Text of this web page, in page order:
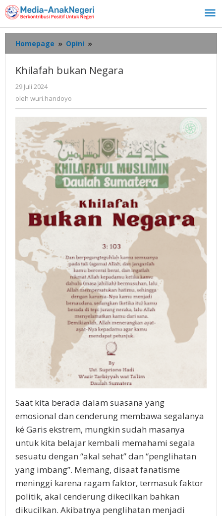
Lewati
ke
konten
Homepage » Opini »
bukan
Khilafah bukan Negara
29 Juli 2024
wuri.handoyo
oleh wuri.handoyo
Saat kita berada dalam suasana yang
emosional dan cenderung membawa segalanya
ké Garis ekstrem, mungkin sudah masanya
untuk kita belajar kembali memahami segala
sesuatu dengan “akal sehat” dan “penglihatan
yang imbang”. Memang, disaat fanatisme
meninggi karena ragam faktor, termasuk faktor
politik, akal cenderung dikecilkan bahkan
dikucilkan. Akibatnya penglihatan menjadi